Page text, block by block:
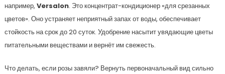
например, Versalon. Это концентрат-кондиционер «для срезанных
цветов». Оно устраняет неприятный запах от воды, обеспечивает
стойкость на срок до 20 суток. Удобрение насытит увядающие цветы
питательными веществами и вернёт им свежесть.
Что делать, если розы завяли? Вернуть первоначальный вид сильно